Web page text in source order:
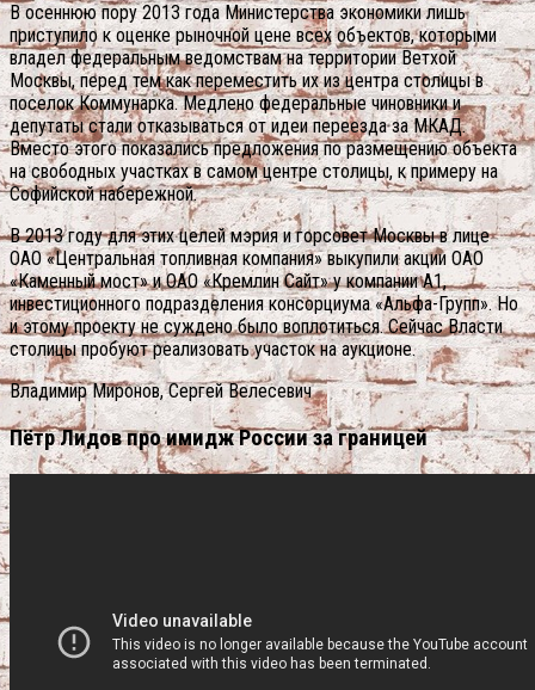
В осеннюю пору 2013 года Министерства экономики лишь
приступило к оценке рыночной цене всех объектов, которыми
владел федеральным ведомствам на территории Ветхой
Москвы, перед тем как переместить их из центра столицы в
поселок Коммунарка. Медлено федеральные чиновники и
депутаты стали отказываться от идеи переезда за МКАД.
Вместо этого показались предложения по размещению объекта
на свободных участках в самом центре столицы, к примеру на
Софийской набережной.
В 2013 году для этих целей мэрия и горсовет Москвы в лице
ОАО «Центральная топливная компания» выкупили акции ОАО
«Каменный мост» и ОАО «Кремлин Сайт» у компании А1,
инвестиционного подразделения консорциума «Альфа-Групп». Но
и этому проекту не суждено было воплотиться. Сейчас Власти
столицы пробуют реализовать участок на аукционе.
Владимир Миронов, Сергей Велесевич
Пётр Лидов про имидж России за границей